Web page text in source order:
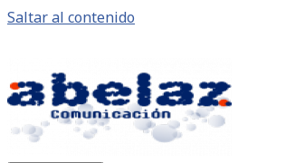
Saltar al contenido